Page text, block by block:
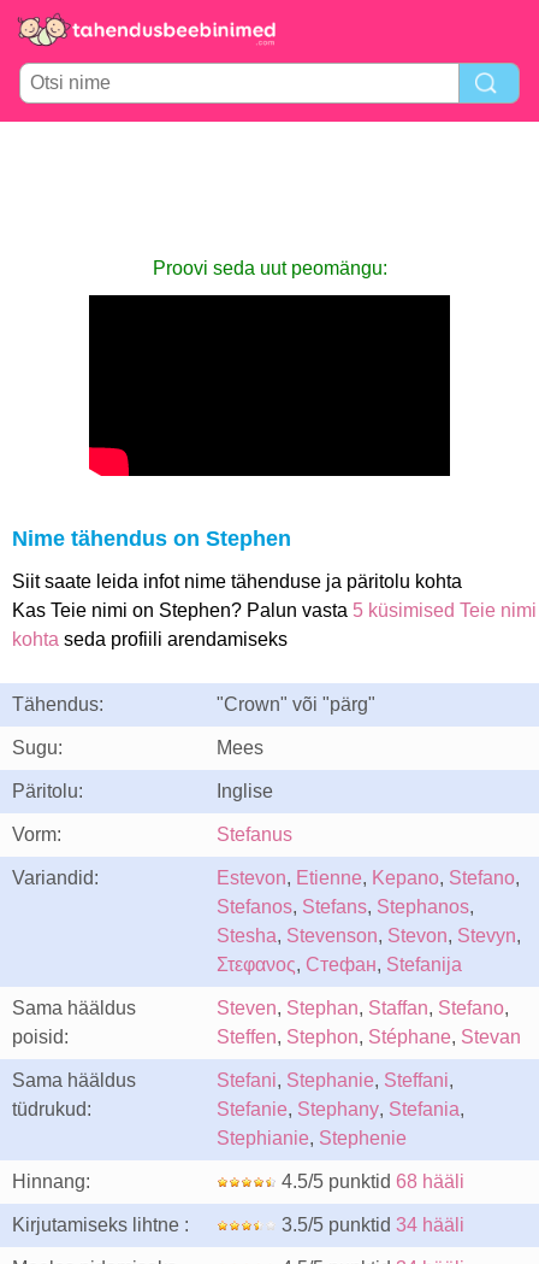
Proovi seda uut peomängu:
Nime tähendus on Stephen
Siit saate leida infot nime tähenduse ja päritolu kohta
Kas Teie nimi on Stephen? Palun vasta 5 küsimised Teie nimi
kohta seda profiili arendamiseks
Tähendus: "Crown" või "pärg"
Sugu: Mees
Päritolu: Inglise
Vorm: Stefanus
Variandid: Estevon, Etienne, Kepano, Stefano,
Stefanos, Stefans, Stephanos,
Stesha, Stevenson, Stevon, Stevyn,
Στεφανος, Стефан, Stefanija
Sama hääldus
poisid:
Steven, Stephan, Staffan, Stefano,
Steffen, Stephon, Stéphane, Stevan
Sama hääldus
tüdrukud:
Stefani, Stephanie, Steffani,
Stefanie, Stephany, Stefania,
Stephianie, Stephenie
Hinnang: 4.5/5 punktid 68 hääli
Kirjutamiseks lihtne : 3.5/5 punktid 34 hääli